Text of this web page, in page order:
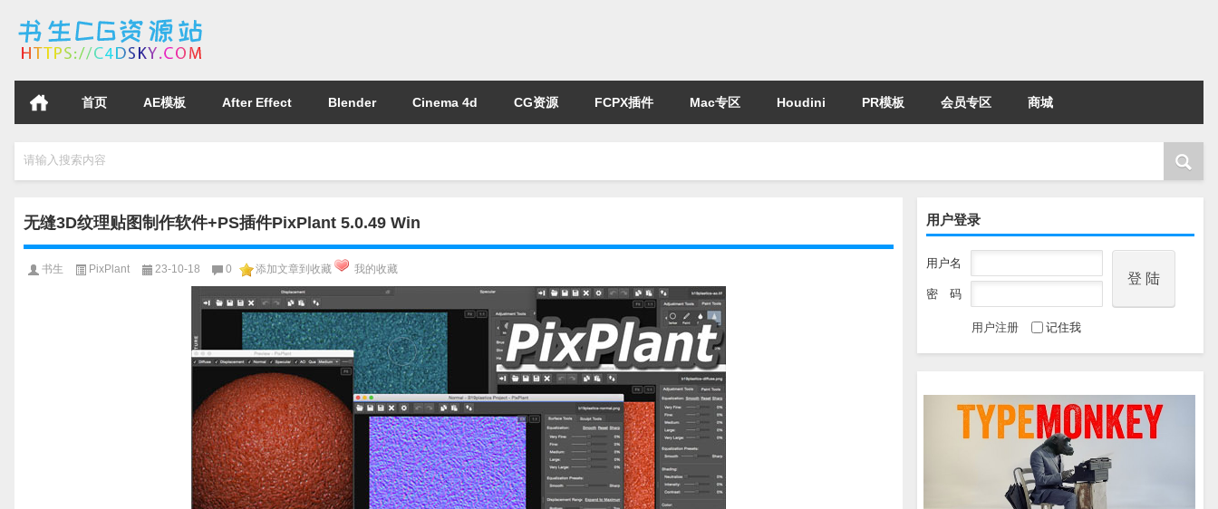
首页 AE模板 After Effect Blender Cinema 4d CG资源 FCPX插件 Mac专区 Houdini PR模板 会员专区 商城
请输入搜索内容
用户登录
用户名
密 码
用户注册 记住我
无缝3D纹理贴图制作软件+PS插件PixPlant 5.0.49 Win
书生 PixPlant 23-10-18 0 添加文章到收藏 我的收藏